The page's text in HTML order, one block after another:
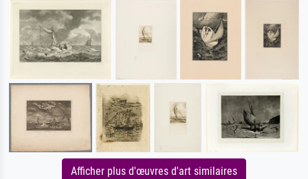
Afficher plus d'œuvres d'art similaires